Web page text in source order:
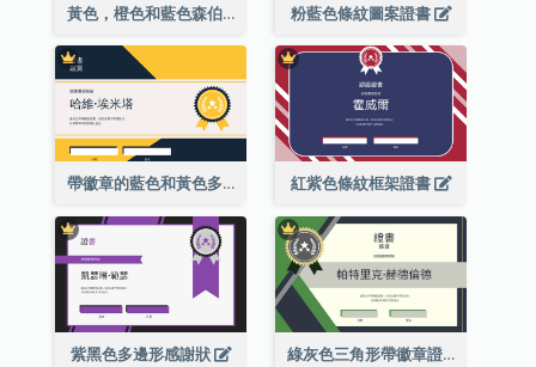
黃色，橙色和藍色森伯斯特證書 粉藍色條紋圖案證書
帶徽章的藍色和黃色多邊形證書 紅紫色條紋框架證書
紫黑色多邊形感謝狀 綠灰色三角形帶徽章證書